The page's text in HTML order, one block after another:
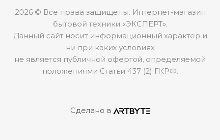
2026 © Все права защищены. Интернет-магазин
бытовой техники «ЭКСПЕРТ».
Данный сайт носит информационный характер и
ни при каких условиях
не является публичной офертой, определяемой
положениями Статьи 437 (2) ГКРФ.
Сделано в